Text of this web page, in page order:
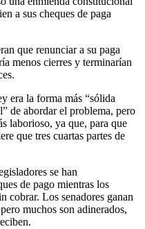
a sus cheques de paga
que renunciar a su paga
menos cierres y terminarían
era la forma más “sólida
de abordar el problema, pero
laborioso, ya que, para que
que tres cuartas partes de
se han
de pago mientras los
cobrar. Los senadores ganan
muchos son adinerados,